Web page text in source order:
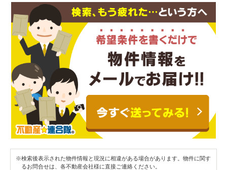
※検索後表示された物件情報と現況に相違がある場合があります。物件に関す
るお問合せは、各不動産会社様に直接ご連絡ください。